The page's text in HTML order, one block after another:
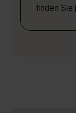
finden Sie